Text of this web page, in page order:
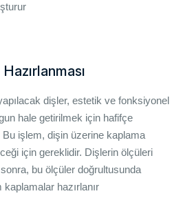
dişler, estetik ve fonksiyonel
hale getirilmek için hafifçe
Bu işlem, dişin üzerine kaplama
için gereklidir. Dişlerin ölçüleri
sonra, bu ölçüler doğrultusunda
hazırlanır